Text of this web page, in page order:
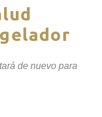
de nuevo para